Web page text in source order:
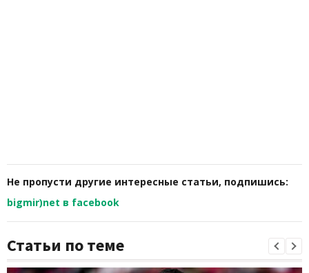
Не пропусти другие интересные статьи, подпишись:
bigmir)net в facebook
Статьи по теме